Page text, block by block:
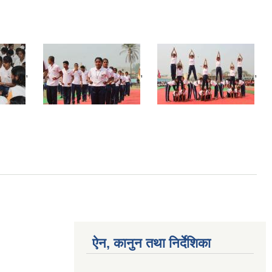
, , ,
ऐन, कानुन तथा निर्देशिका